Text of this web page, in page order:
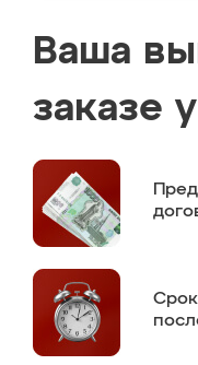
Ваша
заказе